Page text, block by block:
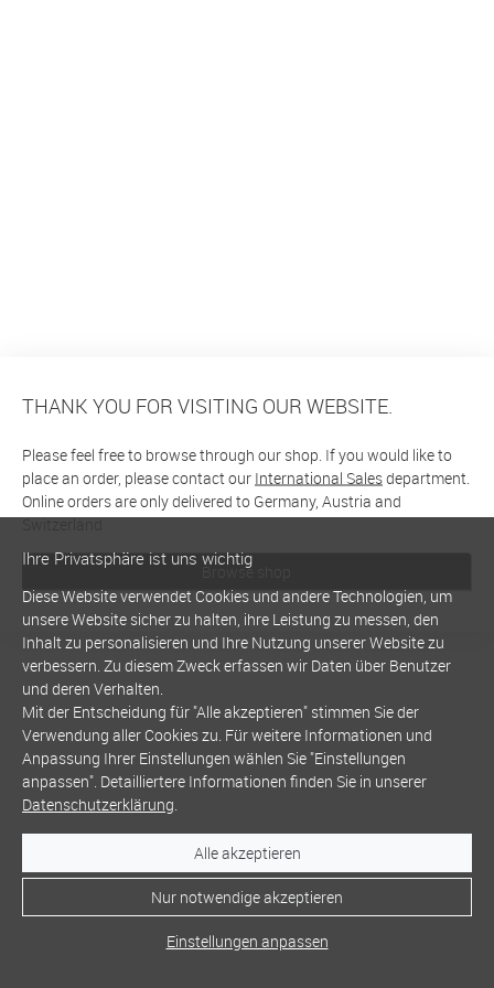
THANK YOU FOR VISITING OUR WEBSITE.
Please feel free to browse through our shop. If you would like to
place an order, please contact our International Salesdepartment.
Online orders are only delivered to Germany, Austria and
Switzerland
Browse shop
Ihre Privatsphäre ist uns wichtig
Diese Website verwendet Cookies und andere Technologien, um
unsere Website sicher zu halten, ihre Leistung zu messen, den
Inhalt zu personalisieren und Ihre Nutzung unserer Website zu
verbessern. Zu diesem Zweck erfassen wir Daten über Benutzer
und deren Verhalten.
Mit der Entscheidung für "Alle akzeptieren" stimmen Sie der
Verwendung aller Cookies zu. Für weitere Informationen und
Anpassung Ihrer Einstellungen wählen Sie "Einstellungen
anpassen". Detailliertere Informationen finden Sie in unserer
Datenschutzerklärung.
Alle akzeptieren
Nur notwendige akzeptieren
Einstellungen anpassen